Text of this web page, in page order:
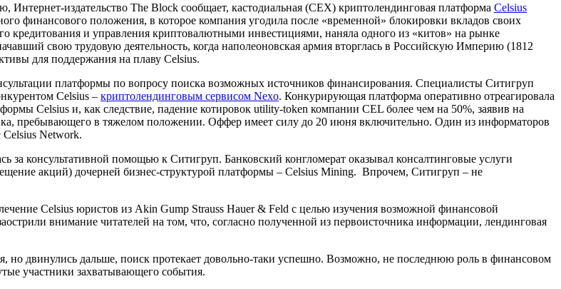
издательство The Block сообщает, кастодиальная (CEX) криптолендинговая платформа Celsius
финансового положения, в которое компания угодила после «временной» блокировки вкладов своих
кредитования и управления криптовалютными инвестициями, наняла одного из «китов» на рынке
свою трудовую деятельность, когда наполеоновская армия вторглась в Российскую Империю (1812
для поддержания на плаву Celsius.
платформы по вопросу поиска возможных источников финансирования. Специалисты Ситигруп
Celsius – криптолендинговым сервисом Nexo. Конкурирующая платформа оперативно отреагировала
Celsius и, как следствие, падение котировок utility-token компании CEL более чем на 50%, заявив на
пребывающего в тяжелом положении. Оффер имеет силу до 20 июня включительно. Один из информаторов
Network.
консультативной помощью к Ситигруп. Банковский конгломерат оказывал консалтинговые услуги
акций) дочерней бизнес-структурой платформы – Celsius Mining. Впрочем, Ситигруп – не
Celsius юристов из Akin Gump Strauss Hauer & Feld с целью изучения возможной финансовой
внимание читателей на том, что, согласно полученной из первоисточника информации, лендинговая
но двинулись дальше, поиск протекает довольно-таки успешно. Возможно, не последнюю роль в финансовом
участники захватывающего события.